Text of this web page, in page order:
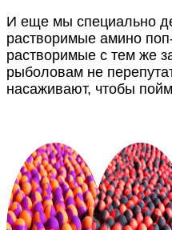
И еще мы специально
растворимые амино
растворимые с тем же
рыболовам не
насаживают, чтобы